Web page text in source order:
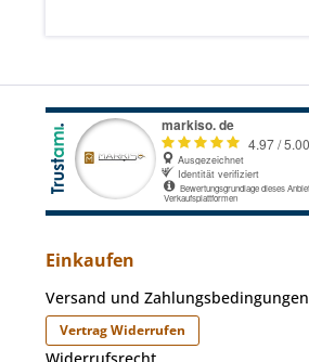
Einkaufen
Versand und Zahlungsbedingungen
Vertrag Widerrufen